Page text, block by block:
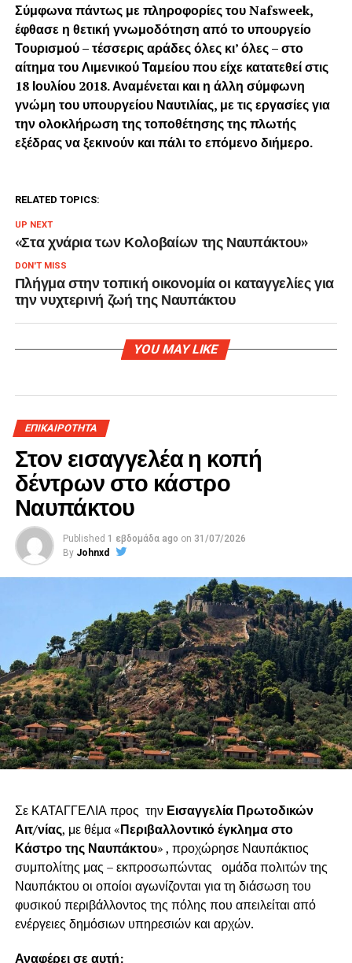
Σύμφωνα πάντως με πληροφορίες του Nafsweek,
έφθασε η θετική γνωμοδότηση από το υπουργείο
Τουρισμού – τέσσερις αράδες όλες κι’ όλες – στο
αίτημα του Λιμενικού Ταμείου που είχε κατατεθεί στις
18 Ιουλίου 2018. Αναμένεται και η άλλη σύμφωνη
γνώμη του υπουργείου Ναυτιλίας, με τις εργασίες για
την ολοκλήρωση της τοποθέτησης της πλωτής
εξέδρας να ξεκινούν και πάλι το επόμενο διήμερο.
RELATED TOPICS:
UP NEXT
«Στα χνάρια των Κολοβαίων της Ναυπάκτου»
DON'T MISS
Πλήγμα στην τοπική οικονομία οι καταγγελίες για
την νυχτερινή ζωή της Ναυπάκτου
YOU MAY LIKE
ΕΠΙΚΑΙΡΟΤΗΤΑ
Στον εισαγγελέα η κοπή
δέντρων στο κάστρο
Ναυπάκτου
Published 1 εβδομάδα ago on 31/07/2026
By Johnxd
Σε ΚΑΤΑΓΓΕΛΙΑ προς την Εισαγγελία Πρωτοδικών
Αιτ/νίας, με θέμα «Περιβαλλοντικό έγκλημα στο
Κάστρο της Ναυπάκτου» , προχώρησε Ναυπάκτιος
συμπολίτης μας – εκπροσωπώντας ομάδα πολιτών της
Ναυπάκτου οι οποίοι αγωνίζονται για τη διάσωση του
φυσικού περιβάλλοντος της πόλης που απειλείται από
ενέργειες δημόσιων υπηρεσιών και αρχών.
Αναφέρει σε αυτή: